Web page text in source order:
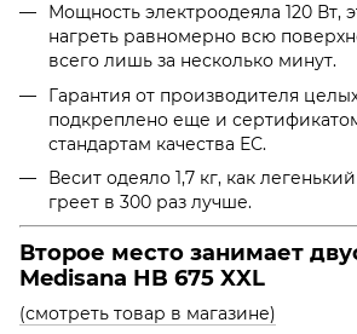
Мощность электроодеяла 120 Вт,
нагреть равномерно всю
всего лишь за несколько минут.
Гарантия от производителя
подкреплено еще и
стандартам качества ЕС.
Весит одеяло 1,7 кг, как
греет в 300 раз лучше.
Второе место занимает
Medisana HB 675 XXL
(смотреть товар в магазине)